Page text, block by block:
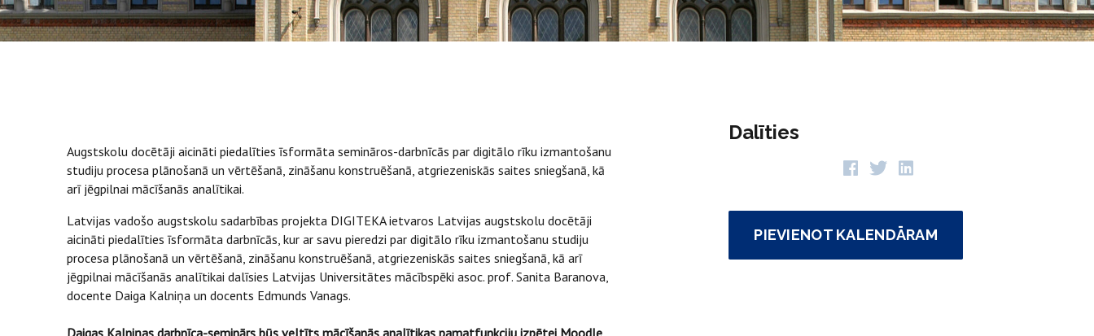
Augstskolu docētāji aicināti piedalīties īsformāta semināros-darbnīcās par digitālo rīku izmantošanu
studiju procesa plānošanā un vērtēšanā, zināšanu konstruēšanā, atgriezeniskās saites sniegšanā, kā
arī jēgpilnai mācīšanās analītikai.
Latvijas vadošo augstskolu sadarbības projekta DIGITEKA ietvaros Latvijas augstskolu docētāji
aicināti piedalīties īsformāta darbnīcās, kur ar savu pieredzi par digitālo rīku izmantošanu studiju
procesa plānošanā un vērtēšanā, zināšanu konstruēšanā, atgriezeniskās saites sniegšanā, kā arī
jēgpilnai mācīšanās analītikai dalīsies Latvijas Universitātes mācībspēki asoc. prof. Sanita Baranova,
docente Daiga Kalniņa un docents Edmunds Vanags.
Daigas Kalniņas darbnīca-seminārs būs veltīts mācīšanās analītikas pamatfunkciju izpētei Moodle
Dalīties
PIEVIENOT KALENDĀRAM